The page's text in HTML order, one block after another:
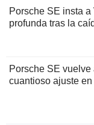
Porsche SE insta
profunda tras la
Porsche SE vuelve
cuantioso ajuste